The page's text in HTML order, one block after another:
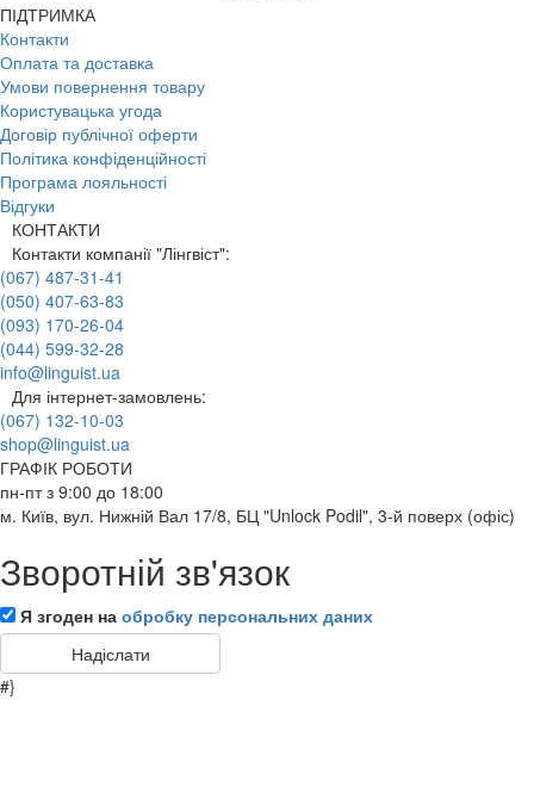
ПІДТРИМКА
Контакти
Оплата та доставка
Умови повернення товару
Користувацька угода
Договір публічної оферти
Політика конфіденційності
Програма лояльності
Відгуки
КОНТАКТИ
Контакти компанії "Лінгвіст":
(067) 487-31-41
(050) 407-63-83
(093) 170-26-04
(044) 599-32-28
info@linguist.ua
Для інтернет-замовлень:
(067) 132-10-03
shop@linguist.ua
ГРАФІК РОБОТИ
пн-пт з 9:00 до 18:00
м. Київ, вул. Нижній Вал 17/8, БЦ "Unlock Podil", 3-й поверх (офіс)
Зворотній зв'язок
Я згоден на обробку персональних даних
#}